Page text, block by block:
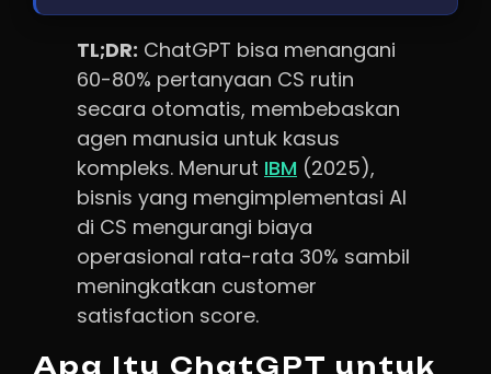
TL;DR: ChatGPT bisa menangani
60-80% pertanyaan CS rutin
secara otomatis, membebaskan
agen manusia untuk kasus
kompleks. Menurut IBM (2025),
bisnis yang mengimplementasi AI
di CS mengurangi biaya
operasional rata-rata 30% sambil
meningkatkan customer
satisfaction score.
Apa Itu ChatGPT untuk